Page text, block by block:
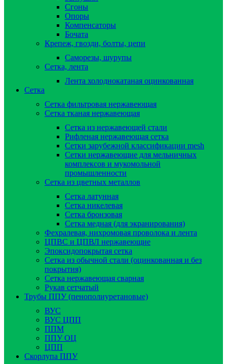
Сгоны
Опоры
Компенсаторы
Бочата
Крепеж, гвозди, болты, цепи
Саморезы, шурупы
Сетка, лента
Лента холоднокатаная оцинкованная
Сетка
Сетка фильтровая нержавеющая
Сетка тканая нержавеющая
Сетка из нержавеющей стали
Рифленая нержавеющая сетка
Сетки зарубежной классификации mesh
Сетки нержавеющие для мельничных
комплексов и мукомольной
промышленности
Сетка из цветных металлов
Сетка латунная
Сетка никелевая
Сетка бронзовая
Сетка медная (для экранирования)
Фехралевая, нихромовая проволока и лента
ЦПВС и ЦПВЛ нержавеющие
Эпоксидопокрытая сетка
Сетка из обычной стали (оцинкованная и без
покрытия)
Сетка нержавеющая сварная
Рукав сетчатый
Трубы ППУ (пенополиуретановые)
ВУС
ВУС ЦПП
ППМ
ППУ ОЦ
ЦПП
Скорлупа ППУ